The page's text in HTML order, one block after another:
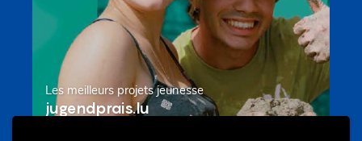
Les meilleurs projets jeunesse
jugendprais.lu